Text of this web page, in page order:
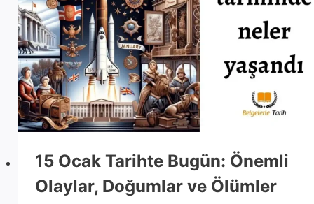
15 Ocak Tarihte Bugün: Önemli
Olaylar, Doğumlar ve Ölümler